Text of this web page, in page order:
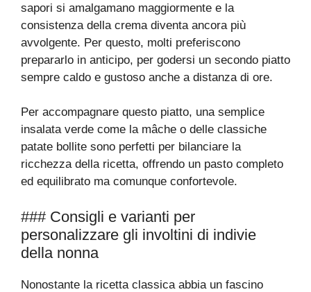
sapori si amalgamano maggiormente e la
consistenza della crema diventa ancora più
avvolgente. Per questo, molti preferiscono
prepararlo in anticipo, per godersi un secondo piatto
sempre caldo e gustoso anche a distanza di ore.
Per accompagnare questo piatto, una semplice
insalata verde come la mâche o delle classiche
patate bollite sono perfetti per bilanciare la
ricchezza della ricetta, offrendo un pasto completo
ed equilibrato ma comunque confortevole.
### Consigli e varianti per
personalizzare gli involtini di indivie
della nonna
Nonostante la ricetta classica abbia un fascino